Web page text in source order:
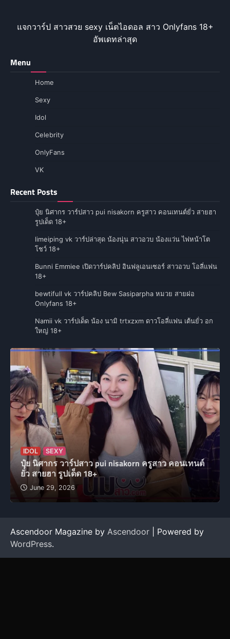
แจกวาร์ป สาวสวย sexy เน็ตไอดอล สาว Onlyfans 18+
อัพเดทล่าสุด
Menu
Home
Sexy
Idol
Celebrity
OnlyFans
VK
Recent Posts
ปุ๋ย นิศากร วาร์ปสาว pui nisakorn ครูสาว คอนเทนต์ยั่ว สายฮา
รูปเด็ด 18+
limeiping vk วาร์ปล่าสุด น้องนุ่น สาวอวบ น้องแว่น ไฟหน้าโต
โชว์ 18+
Bunni Emmiee เปิดวาร์ปคลิป อินฟลูเอนเซอร์ สาวอวบ โอลี่แฟน
18+
bewtifull vk วาร์ปคลิป Bew Sasiparpha หมวย สายฝอ
Onlyfans 18+
Namii vk วาร์ปเด็ด น้อง นามิ trtxzxm ดาวโอลี่แฟน เต้นยั่ว อก
ใหญ่ 18+
IDOL SEXY
ปุ๋ย นิศากร วาร์ปสาว pui nisakorn ครูสาว คอนเทนต์
ยั่ว สายฮา รูปเด็ด 18+
June 29, 2026
Ascendoor Magazine by Ascendoor | Powered by
WordPress.